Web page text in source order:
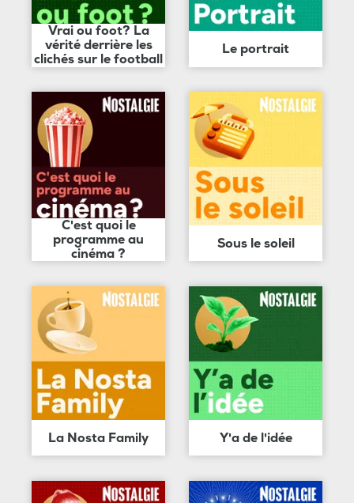
Vrai ou foot? La
vérité derrière les
clichés sur le football
Le portrait
C'est quoi le
programme au
cinéma ?
Sous le soleil
La Nosta Family Y'a de l'idée